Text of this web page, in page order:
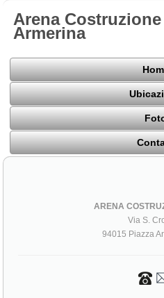
Arena
Armerina
ARENA
Via S.
94015 Piazza